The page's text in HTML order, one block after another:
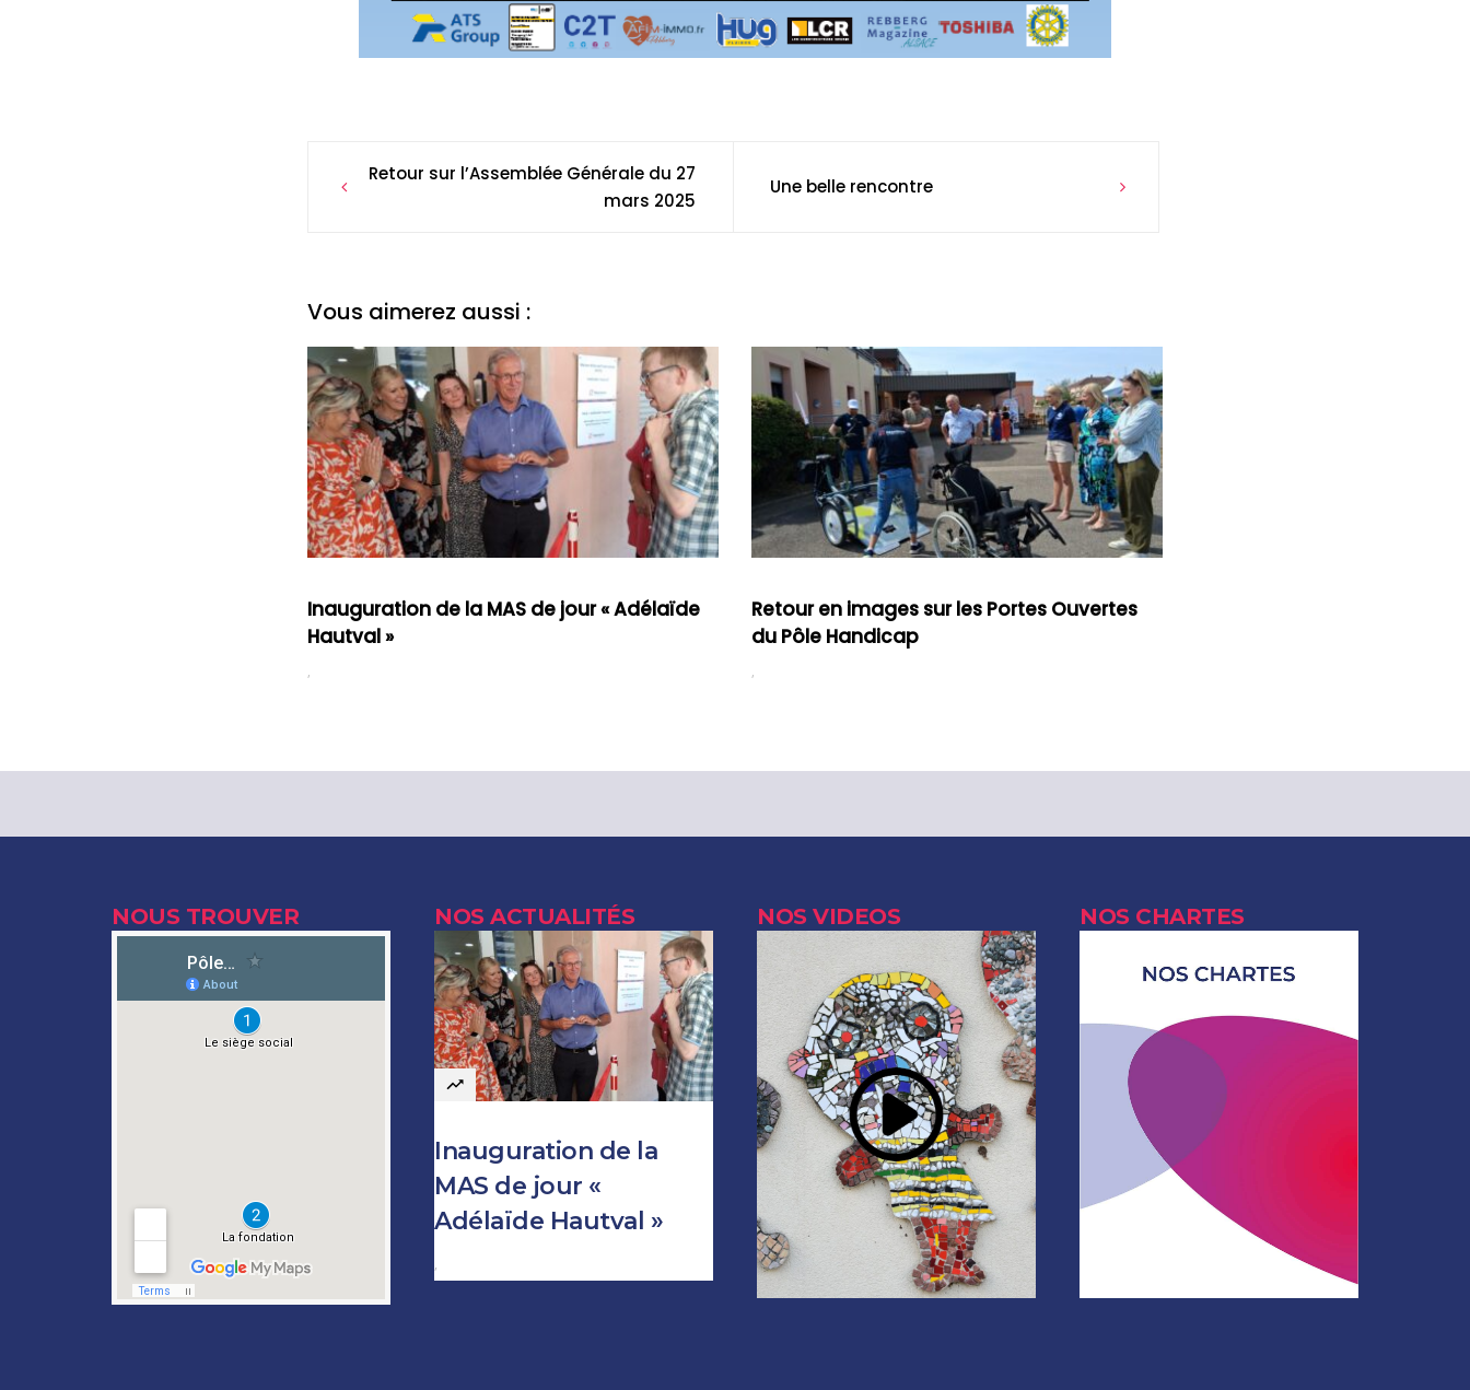
PostRetour sur l’Assemblée Générale du 27
mars 2025
Une belle rencontre
Vous aimerez aussi :
Inauguration de la MAS de jour « Adélaïde
Hautval »
Retour en images sur les Portes Ouvertes
du Pôle Handicap
NOUS TROUVER NOS ACTUALITÉS
Inauguration de la
MAS de jour «
Adélaïde Hautval »
NOS VIDEOS NOS CHARTES